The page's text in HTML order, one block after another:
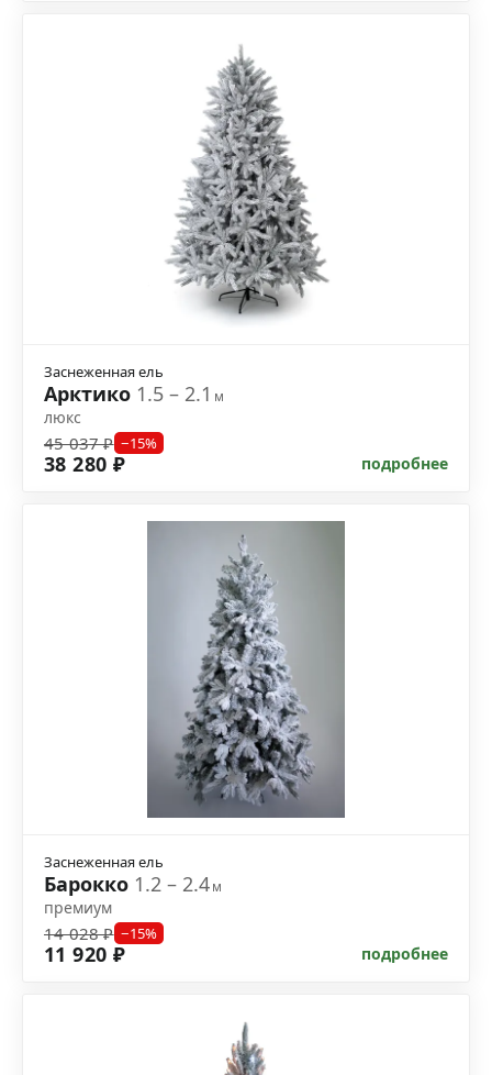
Заснеженная ель
Арктико 1.5 – 2.1м
люкс
45 037 ₽ −15%
38 280 ₽ подробнее
Заснеженная ель
Барокко 1.2 – 2.4м
премиум
14 028 ₽ −15%
11 920 ₽ подробнее